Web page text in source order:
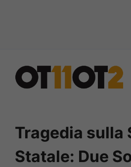
contenuto
Tragedia sulla
Statale: Due